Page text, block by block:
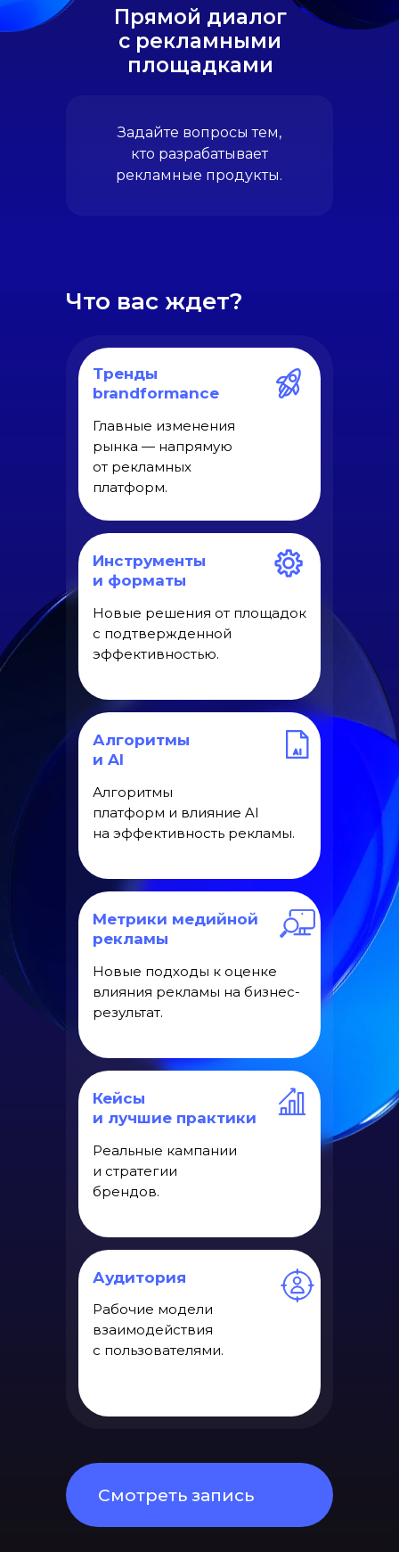
Прямой диалог
с рекламными
площадками
Задайте вопросы тем,
кто разрабатывает
рекламные продукты.
Алгоритмы
и AI
Алгоритмы
платформ и влияние AI
на эффективность рекламы.
Аудитория
Рабочие модели
взаимодействия
с пользователями.
Инструменты
и форматы
Новые решения от площадок
с подтвержденной
эффективностью.
Метрики медийной
рекламы
Смотреть запись
Кейсы
и лучшие практики
Реальные кампании
и стратегии
брендов.
Новые подходы к оценке
влияния рекламы на бизнес-
результат.
Тренды
brandformance
Главные изменения
рынка — напрямую
от рекламных
платформ.
Что вас ждет?